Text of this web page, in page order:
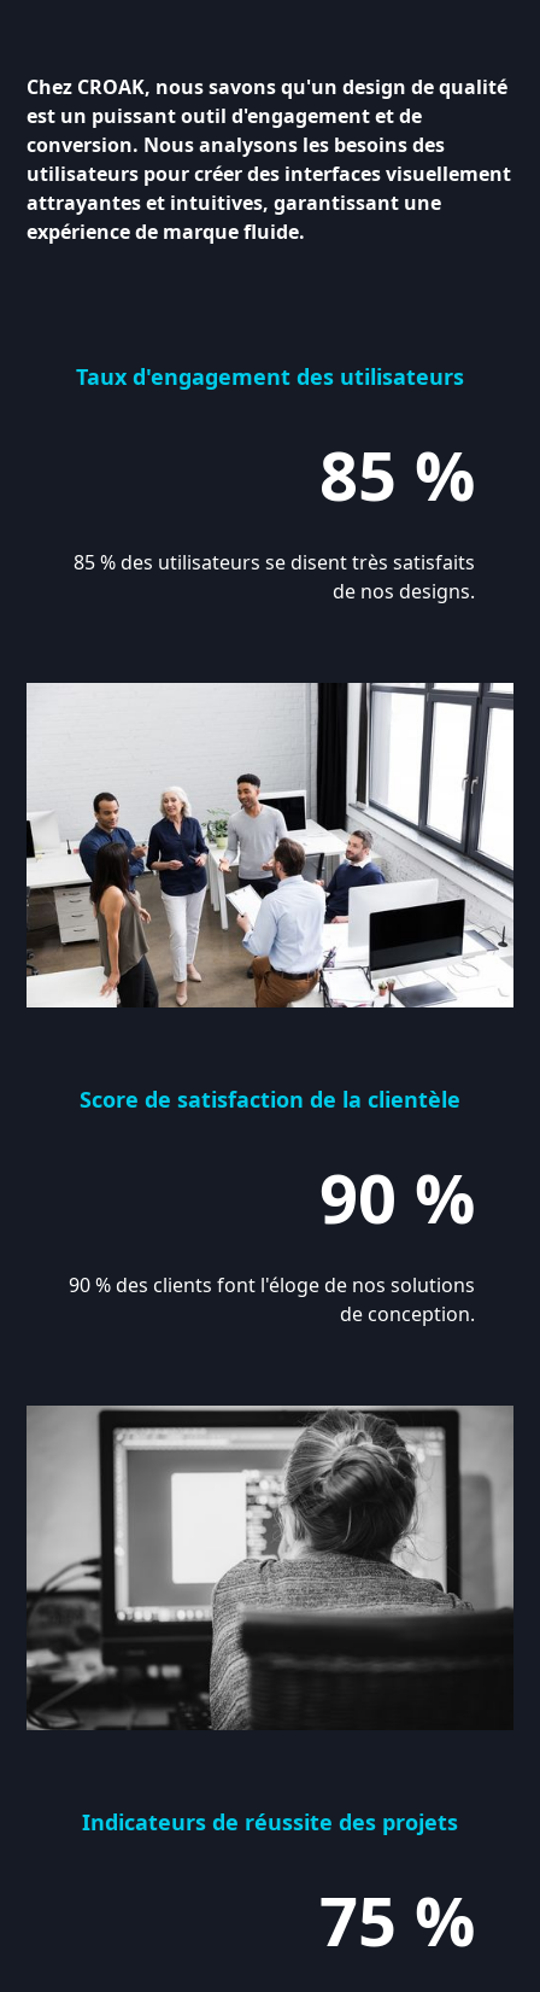
Chez CROAK, nous savons qu'un design de qualité
est un puissant outil d'engagement et de
conversion. Nous analysons les besoins des
utilisateurs pour créer des interfaces visuellement
attrayantes et intuitives, garantissant une
expérience de marque fluide.
Taux d'engagement des utilisateurs
85 %
85 % des utilisateurs se disent très satisfaits
de nos designs.
Score de satisfaction de la clientèle
90 %
90 % des clients font l'éloge de nos solutions
de conception.
Indicateurs de réussite des projets
75 %